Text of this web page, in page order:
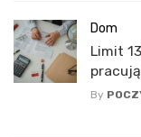
Dom
Limit
By